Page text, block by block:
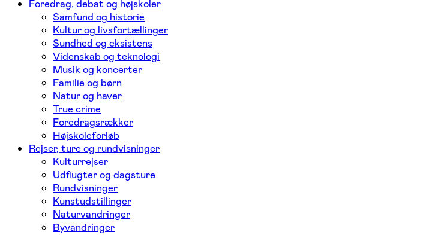
Foredrag, debat og højskoler
Samfund og historie
Kultur og livsfortællinger
Sundhed og eksistens
Videnskab og teknologi
Musik og koncerter
Familie og børn
Natur og haver
True crime
Foredragsrækker
Højskoleforløb
Rejser, ture og rundvisninger
Kulturrejser
Udflugter og dagsture
Rundvisninger
Kunstudstillinger
Naturvandringer
Byvandringer